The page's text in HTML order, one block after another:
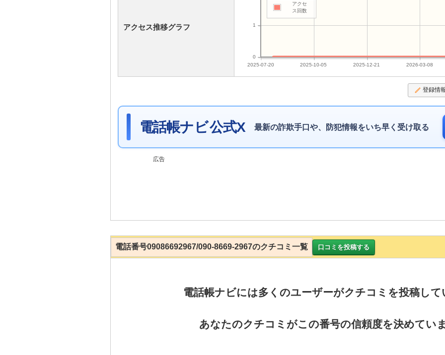
アクセス推移グラフ
2025-07-20 2025-10-05 2025-12-21 2026-03-08
0
1
アクセ
ス回数
登録情
電話帳ナビ 公式X 最新の詐欺手口や、防犯情報をいち早く受け取る
広告
電話番号09086692967/090-8669-2967のクチコミ一覧 口コミを投稿する
電話帳ナビには多くのユーザーがクチコミを投稿して
あなたのクチコミがこの番号の信頼度を決めていま